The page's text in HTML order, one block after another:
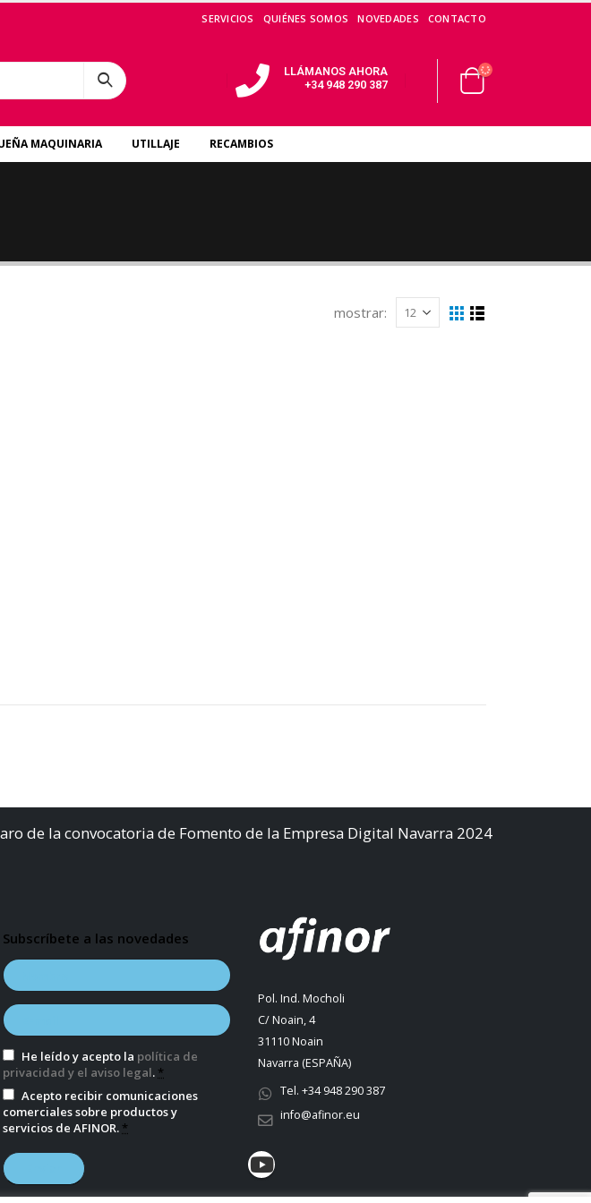
SERVICIOS QUIÉNES SOMOS NOVEDADES CONTACTO
LLÁMANOS AHORA
+34 948 290 387
MAQUINARIA UTILLAJE RECAMBIOS
mostrar:
de la convocatoria de Fomento de la Empresa Digital Navarra 2024
Subscríbete a las novedades
He leído y acepto la política de
privacidad y el aviso legal. *
Acepto recibir comunicaciones
comerciales sobre productos y
servicios de AFINOR. *
Pol. Ind. Mocholi
C/ Noain, 4
31110 Noain
Navarra (ESPAÑA)
Tel. +34 948 290 387
info@afinor.eu